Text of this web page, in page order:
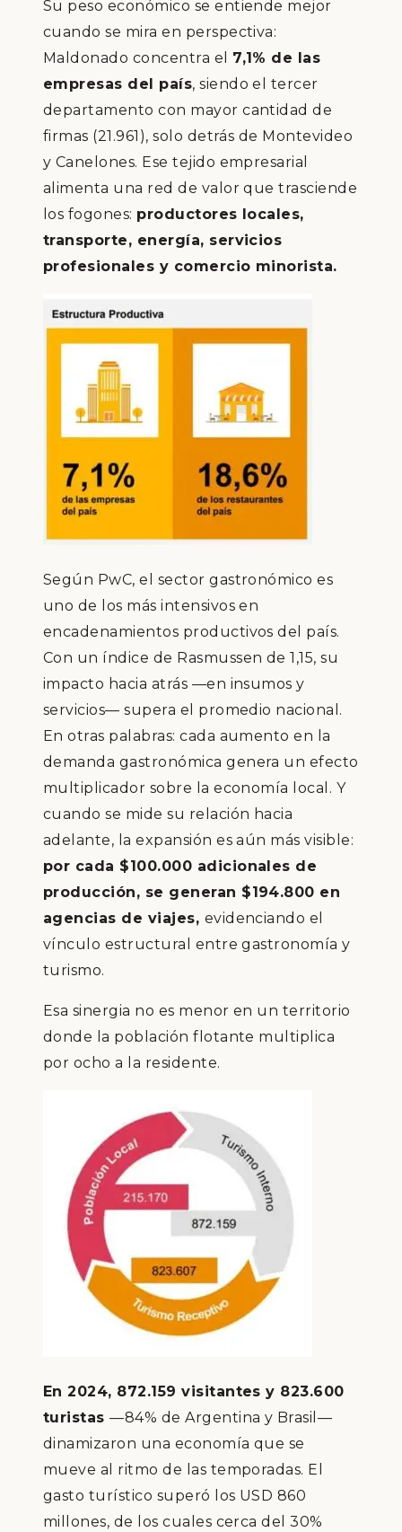
Su peso económico se entiende mejor
cuando se mira en perspectiva:
Maldonado concentra el 7,1% de las
empresas del país, siendo el tercer
departamento con mayor cantidad de
firmas (21.961), solo detrás de Montevideo
y Canelones. Ese tejido empresarial
alimenta una red de valor que trasciende
los fogones: productores locales,
transporte, energía, servicios
profesionales y comercio minorista.
Según PwC, el sector gastronómico es
uno de los más intensivos en
encadenamientos productivos del país.
Con un índice de Rasmussen de 1,15, su
impacto hacia atrás —en insumos y
servicios— supera el promedio nacional.
En otras palabras: cada aumento en la
demanda gastronómica genera un efecto
multiplicador sobre la economía local. Y
cuando se mide su relación hacia
adelante, la expansión es aún más visible:
por cada $100.000 adicionales de
producción, se generan $194.800 en
agencias de viajes, evidenciando el
vínculo estructural entre gastronomía y
turismo.
Esa sinergia no es menor en un territorio
donde la población flotante multiplica
por ocho a la residente.
En 2024, 872.159 visitantes y 823.600
turistas—84% de Argentina y Brasil—
dinamizaron una economía que se
mueve al ritmo de las temporadas. El
gasto turístico superó los USD 860
millones, de los cuales cerca del 30%